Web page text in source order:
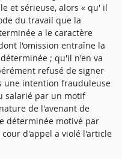
et sérieuse, alors « qu' il
du travail que la
a le caractère
l'omission entraîne la
; qu'il n'en va
refusé de signer
une intention frauduleuse
salarié par un motif
de l'avenant de
déterminée motivé par
d'appel a violé l'article